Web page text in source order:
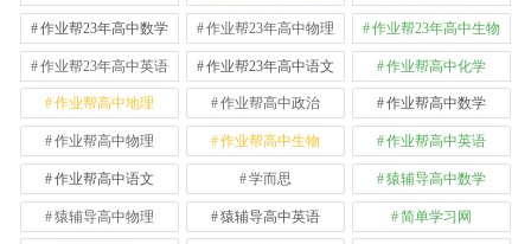
作业帮23年高中数学 作业帮23年高中物理 作业帮23年高中生物
作业帮23年高中英语 作业帮23年高中语文 作业帮高中化学
作业帮高中地理 作业帮高中政治 作业帮高中数学
作业帮高中物理 作业帮高中生物 作业帮高中英语
作业帮高中语文 学而思 猿辅导高中数学
猿辅导高中物理 猿辅导高中英语 简单学习网